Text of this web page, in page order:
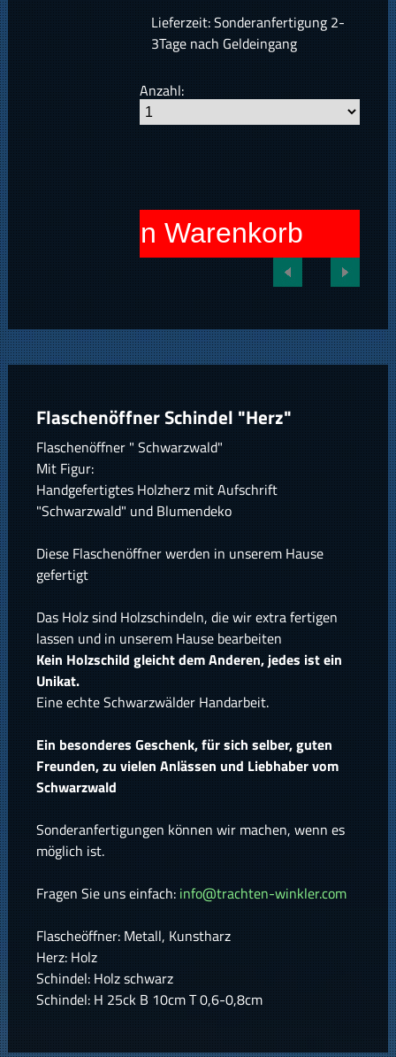
Lieferzeit: Sonderanfertigung 2-
3Tage nach Geldeingang
Anzahl:
In den Warenkorb
Flaschenöffner Schindel "Herz"
Flaschenöffner " Schwarzwald"
Mit Figur:
Handgefertigtes Holzherz mit Aufschrift
"Schwarzwald" und Blumendeko
Diese Flaschenöffner werden in unserem Hause
gefertigt
Das Holz sind Holzschindeln, die wir extra fertigen
lassen und in unserem Hause bearbeiten
Kein Holzschild gleicht dem Anderen, jedes ist ein
Unikat.
Eine echte Schwarzwälder Handarbeit.
Ein besonderes Geschenk, für sich selber, guten
Freunden, zu vielen Anlässen und Liebhaber vom
Schwarzwald
Sonderanfertigungen können wir machen, wenn es
möglich ist.
Fragen Sie uns einfach: info@trachten-winkler.com
Flascheöffner: Metall, Kunstharz
Herz: Holz
Schindel: Holz schwarz
Schindel: H 25ck B 10cm T 0,6-0,8cm